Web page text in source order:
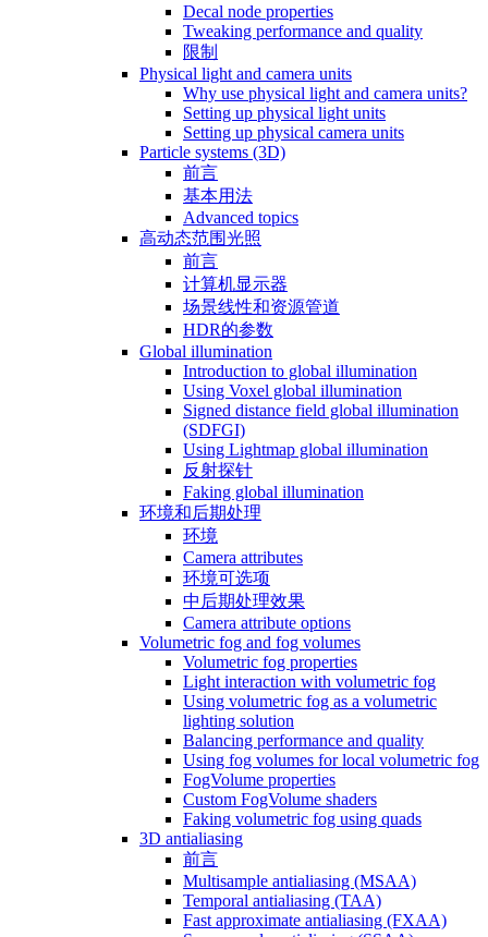
Decal node properties
Tweaking performance and quality
限制
Physical light and camera units
Why use physical light and camera units?
Setting up physical light units
Setting up physical camera units
Particle systems (3D)
前言
基本用法
Advanced topics
高动态范围光照
前言
计算机显示器
场景线性和资源管道
HDR的参数
Global illumination
Introduction to global illumination
Using Voxel global illumination
Signed distance field global illumination
(SDFGI)
Using Lightmap global illumination
反射探针
Faking global illumination
环境和后期处理
环境
Camera attributes
环境可选项
中后期处理效果
Camera attribute options
Volumetric fog and fog volumes
Volumetric fog properties
Light interaction with volumetric fog
Using volumetric fog as a volumetric
lighting solution
Balancing performance and quality
Using fog volumes for local volumetric fog
FogVolume properties
Custom FogVolume shaders
Faking volumetric fog using quads
3D antialiasing
前言
Multisample antialiasing (MSAA)
Temporal antialiasing (TAA)
Fast approximate antialiasing (FXAA)